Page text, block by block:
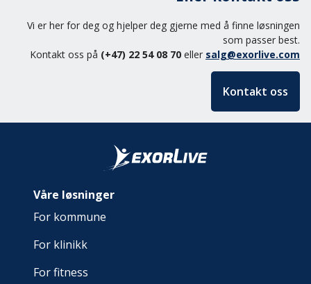
Vi er her for deg og hjelper deg gjerne med å finne løsningen
som passer best.
Kontakt oss på (+47) 22 54 08 70 eller salg@exorlive.com
Kontakt oss
Våre løsninger
For kommune
For klinikk
For fitness